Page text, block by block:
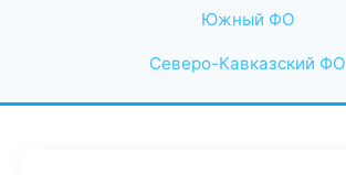
Южный ФО
Северо-Кавказский ФО